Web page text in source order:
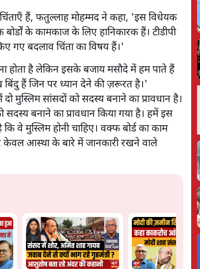
हैं, फतुल्लाह मोहम्मद ने कहा, 'इस विधेयक
के कामकाज के लिए हानिकारक हैं। टीडीपी
गए बदलाव चिंता का विषय हैं।'
होता है लेकिन इसके बजाय मसौदे में हम पाते हैं
हैं जिन पर ध्यान देने की ज़रूरत है।'
मुस्लिम सांसदों को सदस्य बनाने का प्रावधान है।
बनाने का प्रावधान किया गया है। हमें इस
वे मुस्लिम होनी चाहिए। वक्फ बोर्ड का काम
केवल आस्था के बारे में जानकारी रखने वाले